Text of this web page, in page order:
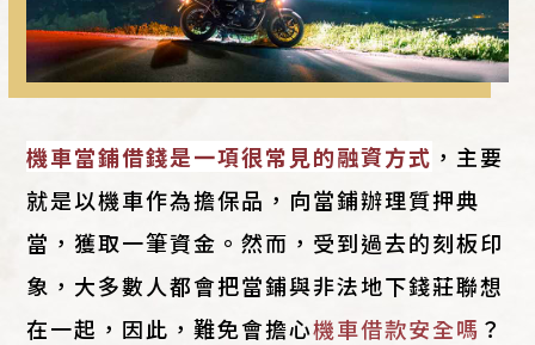
機車當鋪借錢是一項很常見的融資方式 ，主要
就是以機車作為擔保品，向當鋪辦理質押典
當，獲取一筆資金。然而，受到過去的刻板印
象，大多數人都會把當鋪與非法地下錢莊聯想
在一起，因此，難免會擔心機車借款安全嗎 ？